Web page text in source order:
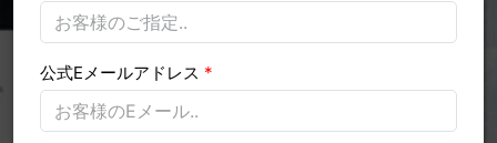
公式Eメールアドレス *